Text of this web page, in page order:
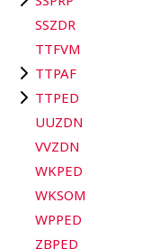
SSZDR
TTFVM
TTPAF
TTPED
UUZDN
VVZDN
WKPED
WKSOM
WPPED
ZBPED